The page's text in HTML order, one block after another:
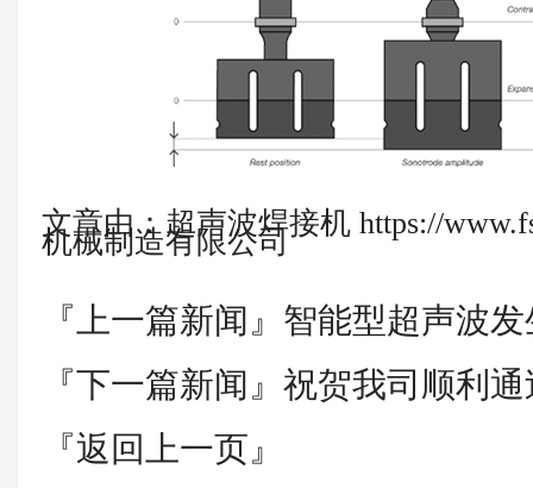
文章由：超声波焊接机 https://
机械制造有限公司
『上一篇新闻』 智能型超声波
『下一篇新闻』 祝贺我司顺利
『返回上一页』